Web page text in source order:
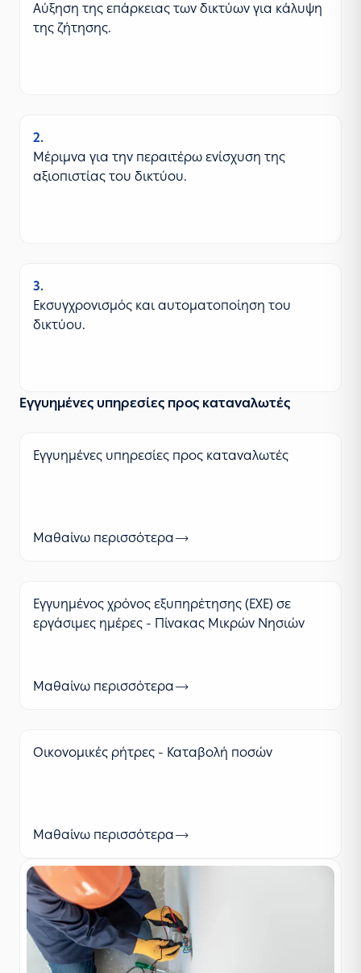
Αύξηση της επάρκειας των δικτύων για κάλυψη
της ζήτησης.
2
Μέριμνα για την περαιτέρω ενίσχυση της
αξιοπιστίας του δικτύου.
3
Εκσυγχρονισμός και αυτοματοποίηση του
δικτύου.
Εγγυημένες υπηρεσίες προς καταναλωτές
Εγγυημένες υπηρεσίες προς καταναλωτές
Μαθαίνω περισσότερα
Εγγυημένος χρόνος εξυπηρέτησης (ΕΧΕ) σε
εργάσιμες ημέρες - Πίνακας Μικρών Νησιών
Μαθαίνω περισσότερα
Οικονομικές ρήτρες - Καταβολή ποσών
Μαθαίνω περισσότερα